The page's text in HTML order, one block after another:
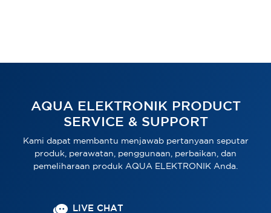
AQUA ELEKTRONIK PRODUCT
SERVICE & SUPPORT
Kami dapat membantu menjawab pertanyaan seputar
produk, perawatan, penggunaan, perbaikan, dan
pemeliharaan produk AQUA ELEKTRONIK Anda.
LIVE CHAT